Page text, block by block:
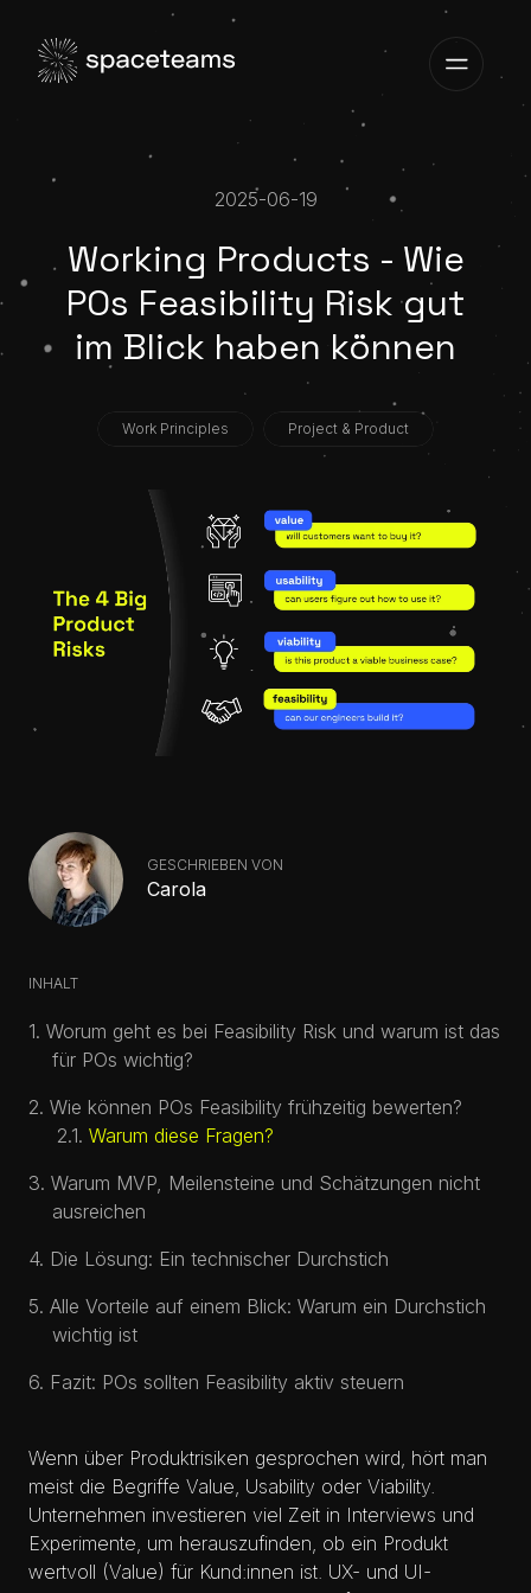
2025-06-19
Working Products - Wie
POs Feasibility Risk gut
im Blick haben können
Work Principles Project & Product
GESCHRIEBEN VON
Carola
INHALT
Worum geht es bei Feasibility Risk und warum ist das
für POs wichtig?
Wie können POs Feasibility frühzeitig bewerten?
Warum diese Fragen?
Warum MVP, Meilensteine und Schätzungen nicht
ausreichen
Die Lösung: Ein technischer Durchstich
Alle Vorteile auf einem Blick: Warum ein Durchstich
wichtig ist
Fazit: POs sollten Feasibility aktiv steuern
Wenn über Produktrisiken gesprochen wird, hört man
meist die Begriffe Value, Usability oder Viability.
Unternehmen investieren viel Zeit in Interviews und
Experimente, um herauszufinden, ob ein Produkt
wertvoll (Value) für Kund:innen ist. UX- und UI-